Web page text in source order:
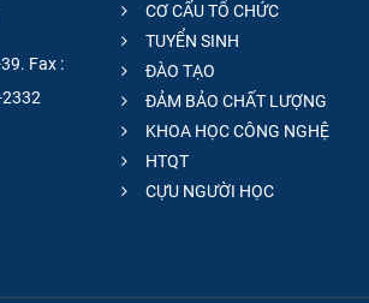
Fax :
CƠ CẤU TỔ CHỨC
TUYỂN SINH
ĐÀO TẠO
ĐẢM BẢO CHẤT LƯỢNG
KHOA HỌC CÔNG NGHỆ
HTQT
CỰU NGƯỜI HỌC